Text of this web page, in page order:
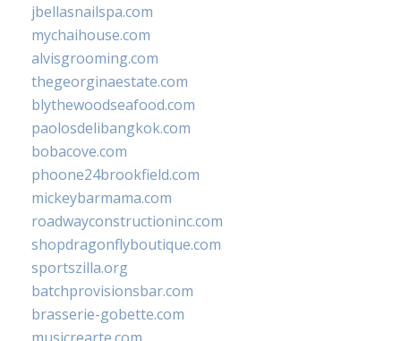
jbellasnailspa.com
mychaihouse.com
alvisgrooming.com
thegeorginaestate.com
blythewoodseafood.com
paolosdelibangkok.com
bobacove.com
phoone24brookfield.com
mickeybarmama.com
roadwayconstructioninc.com
shopdragonflyboutique.com
sportszilla.org
batchprovisionsbar.com
brasserie-gobette.com